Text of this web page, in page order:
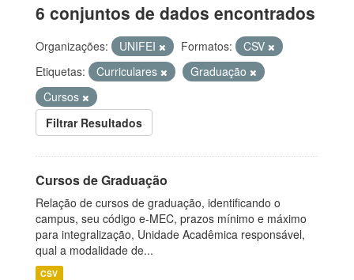
6 conjuntos de dados encontrados
Organizações: UNIFEI Formatos:
CSV
Etiquetas:
Curriculares
Graduação
Cursos
Filtrar Resultados
Cursos de Graduação
Relação de cursos de graduação, identificando o
campus, seu código e-MEC, prazos mínimo e máximo
para integralização, Unidade Acadêmica responsável,
qual a modalidade de...
CSV